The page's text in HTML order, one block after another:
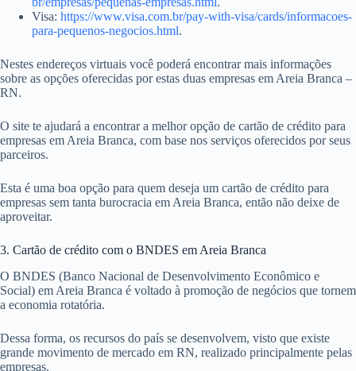
Visa: https://www.visa.com.br/pay-with-visa/cards/informacoes-
para-pequenos-negocios.html.
Nestes endereços virtuais você poderá encontrar mais informações
sobre as opções oferecidas por estas duas empresas em Areia Branca –
RN.
O site te ajudará a encontrar a melhor opção de cartão de crédito para
empresas em Areia Branca, com base nos serviços oferecidos por seus
parceiros.
Esta é uma boa opção para quem deseja um cartão de crédito para
empresas sem tanta burocracia em Areia Branca, então não deixe de
aproveitar.
3. Cartão de crédito com o BNDES em Areia Branca
O BNDES (Banco Nacional de Desenvolvimento Econômico e
Social) em Areia Branca é voltado à promoção de negócios que tornem
a economia rotatória.
Dessa forma, os recursos do país se desenvolvem, visto que existe
grande movimento de mercado em RN, realizado principalmente pelas
empresas.